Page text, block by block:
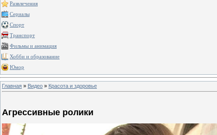
Развлечения
Сериалы
Спорт
Транспорт
Фильмы и анимация
Хобби и образование
Юмор
Главная » Видео » Красота и здоровье
Агрессивные ролики